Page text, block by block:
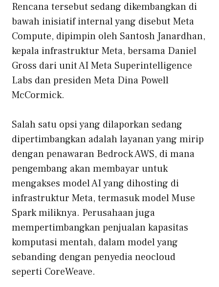
Rencana tersebut sedang dikembangkan di
bawah inisiatif internal yang disebut Meta
Compute, dipimpin oleh Santosh Janardhan,
kepala infrastruktur Meta, bersama Daniel
Gross dari unit AI Meta Superintelligence
Labs dan presiden Meta Dina Powell
McCormick.
Salah satu opsi yang dilaporkan sedang
dipertimbangkan adalah layanan yang mirip
dengan penawaran Bedrock AWS, di mana
pengembang akan membayar untuk
mengakses model AI yang dihosting di
infrastruktur Meta, termasuk model Muse
Spark miliknya. Perusahaan juga
mempertimbangkan penjualan kapasitas
komputasi mentah, dalam model yang
sebanding dengan penyedia neocloud
seperti CoreWeave.